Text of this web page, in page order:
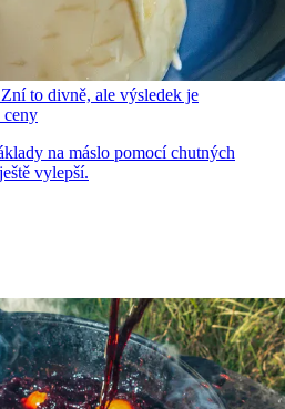
to divně, ale výsledek je
ceny
na máslo pomocí chutných
vylepší.